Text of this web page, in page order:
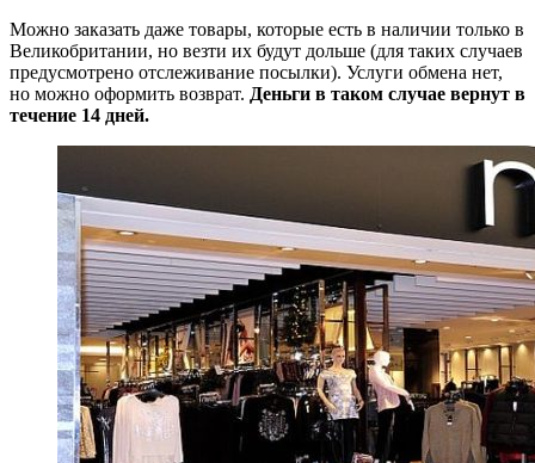
Можно заказать даже товары, которые есть в наличии только в
Великобритании, но везти их будут дольше (для таких случаев
предусмотрено отслеживание посылки). Услуги обмена нет,
но можно оформить возврат. Деньги в таком случае вернут в
течение 14 дней.